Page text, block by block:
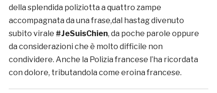
della splendida poliziotta a quattro zampe
accompagnata da una frase,dal hastag divenuto
subito virale #JeSuisChien, da poche parole oppure
da considerazioni che è molto difficile non
condividere. Anche la Polizia francese l’ha ricordata
con dolore, tributandola come eroina francese.